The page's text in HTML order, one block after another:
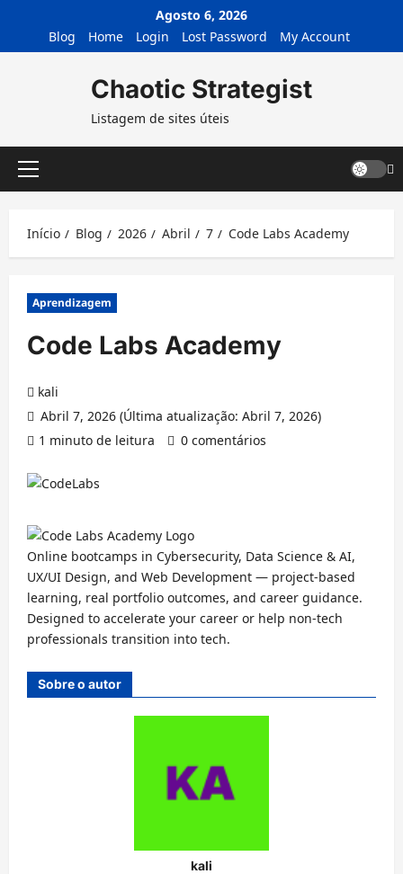
o
Agosto 6, 2026
Blog
Home Login Lost Password My Account
Chaotic Strategist
Listagem de sites úteis
Menu
Início Blog 2026 Abril 7 Code Labs Academy
Aprendizagem
Code Labs Academy
kali
Abril 7, 2026 (Última atualização: Abril 7, 2026)
1 minuto de leitura
0 comentários
Online bootcamps in Cybersecurity, Data Science & AI,
UX/UI Design, and Web Development — project-based
learning, real portfolio outcomes, and career guidance.
Designed to accelerate your career or help non-tech
professionals transition into tech.
Sobre o autor
kali